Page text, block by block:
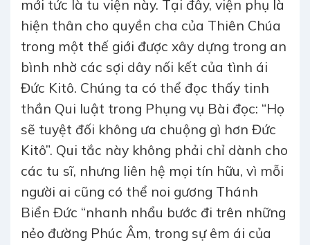
mới tức là tu viện này. Tại đây, viện phụ là
hiện thân cho quyền cha của Thiên Chúa
trong một thế giới được xây dựng trong an
bình nhờ các sợi dây nối kết của tình ái
Đức Kitô. Chúng ta có thể đọc thấy tinh
thần Qui luật trong Phụng vụ Bài đọc: “Họ
sẽ tuyệt đối không ưa chuộng gì hơn Đức
Kitô”. Qui tắc này không phải chỉ dành cho
các tu sĩ, nhưng liên hệ mọi tín hữu, vì mỗi
người ai cũng có thể noi gương Thánh
Biển Đức “nhanh nhẩu bước đi trên những
nẻo đường Phúc Âm, trong sự êm ái của